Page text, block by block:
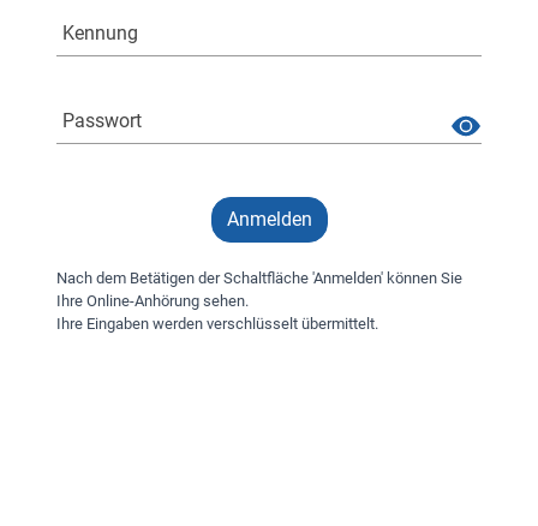
Kennung
Passwort
Anmelden
Nach dem Betätigen der Schaltfläche 'Anmelden' können Sie
Ihre Online-Anhörung sehen.
Ihre Eingaben werden verschlüsselt übermittelt.